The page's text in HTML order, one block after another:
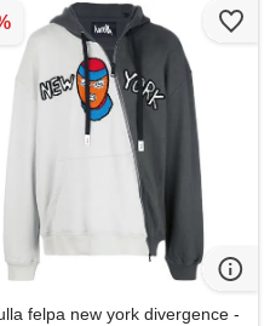
felpa new york divergence -